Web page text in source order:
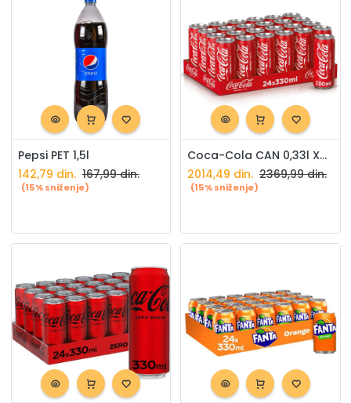
Pepsi PET 1,5l
142,79 din. 167,99din.
(15% sniženje)
Coca-Cola CAN 0,33l X24 paket
2014,49 din. 2369,99din.
(15% sniženje)